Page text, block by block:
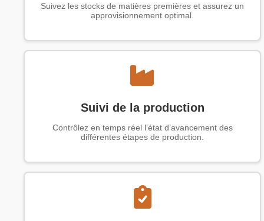
Suivez les stocks de matières premières et assurez un
approvisionnement optimal.
Suivi de la production
Contrôlez en temps réel l’état d’avancement des
différentes étapes de production.